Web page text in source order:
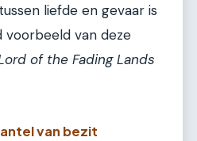
liefde en gevaar is
voorbeeld van deze
of the Fading Lands
van bezit